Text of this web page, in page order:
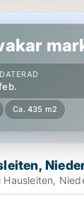
Ca. 435 m2